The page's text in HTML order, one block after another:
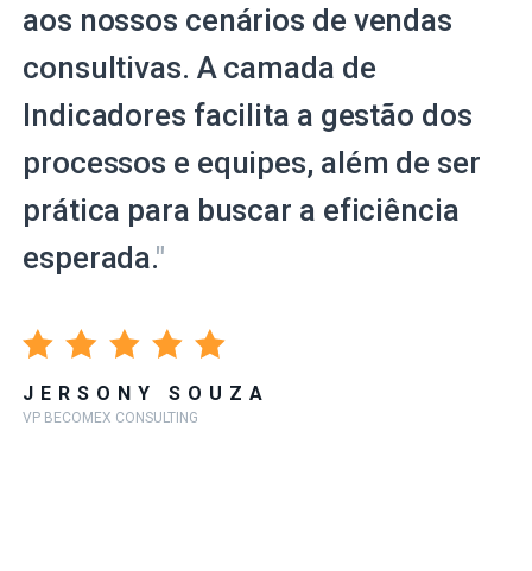
aos nossos cenários de vendas
consultivas. A camada de
Indicadores facilita a gestão dos
processos e equipes, além de ser
prática para buscar a eficiência
esperada."
JERSONY SOUZA
VP BECOMEX CONSULTING